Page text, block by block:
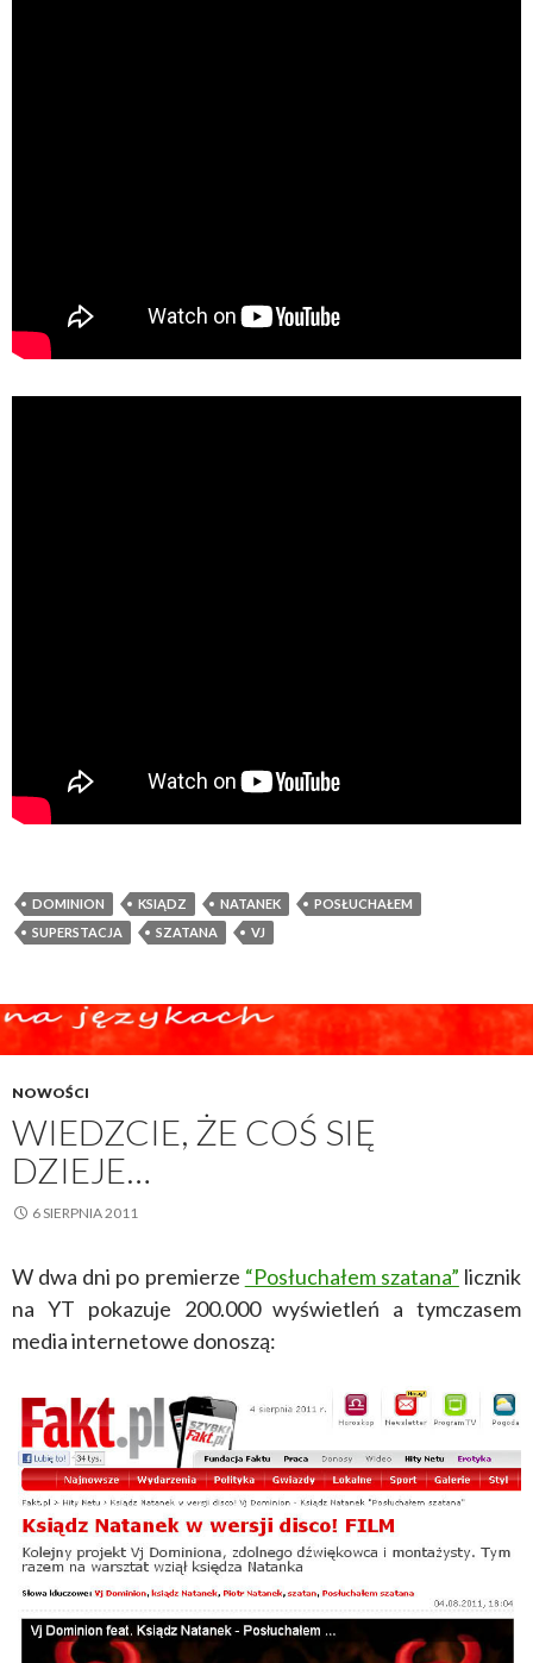
DOMINION KSIĄDZ NATANEK
POSŁUCHAŁEM
SUPERSTACJA
SZATANA VJ
NOWOŚCI
WIEDZCIE, ŻE COŚ SIĘ
DZIEJE…
6 SIERPNIA 2011
W dwa dni po premierze “Posłuchałem szatana” licznik
na YT pokazuje 200.000 wyświetleń a tymczasem
media internetowe donoszą: